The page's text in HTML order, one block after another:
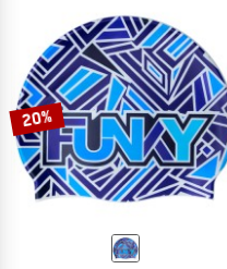
20%